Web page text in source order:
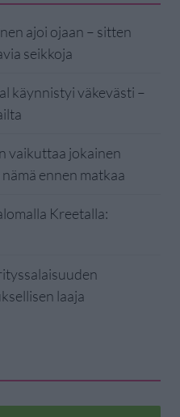
ajoi ojaan – sitten
seikkoja
käynnistyi väkevästi –
vaikuttaa jokainen
ennen matkaa
Kreetalla:
laaja